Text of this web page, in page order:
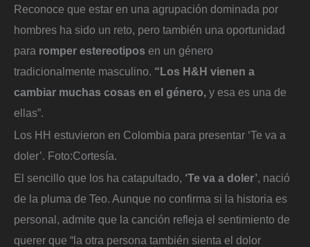
Reconoce que estar en una agrupación dominada por
hombres ha sido un reto, pero también una oportunidad
para romper estereotipos en un género
tradicionalmente masculino. “Los H&H vienen a
cambiar muchas cosas en el género, y esa es una de
ellas”.
Los HH estuvieron en Colombia para presentar ‘Te va a
doler’. Foto:Cortesía.
El sencillo que los ha catapultado, ‘Te va a doler’ , nació
de la pluma de Teo. Aunque no confirma si la historia es
personal, admite que la canción refleja el sentimiento de
querer que “la otra persona también sienta el dolor